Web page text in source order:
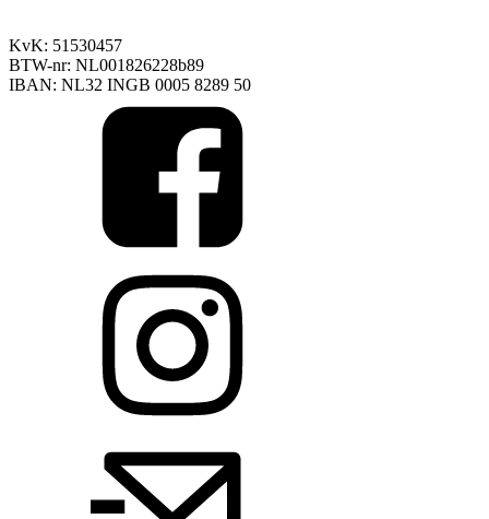
KvK: 51530457
BTW-nr: NL001826228b89
IBAN: NL32 INGB 0005 8289 50